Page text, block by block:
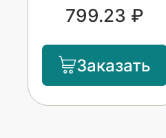
799.23 ₽
Заказать